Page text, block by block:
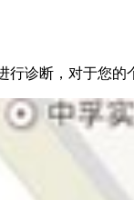
诊断，对于您的